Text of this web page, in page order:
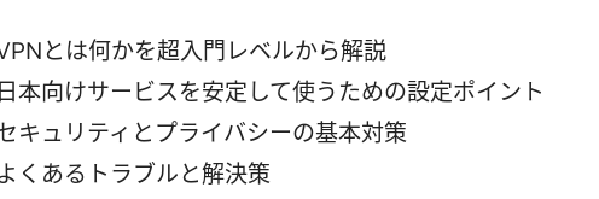
とは何かを超入門レベルから解説
日本向けサービスを安定して使うための設定ポイント
キュリティとプライバシーの基本対策
くあるトラブルと解決策